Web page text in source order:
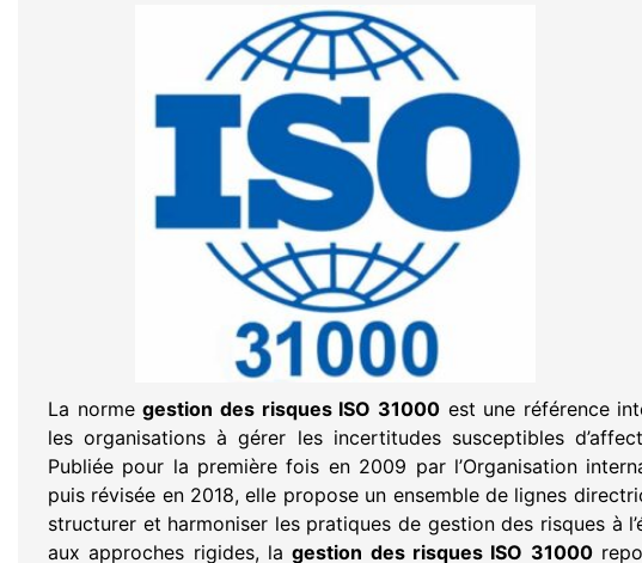
La normegestion des risques ISO 31000est une référence
les organisations à gérer les incertitudes susceptibles
Publiée pour la première fois en 2009 par l’Organisation
puis révisée en 2018, elle propose un ensemble de lignes
structurer et harmoniser les pratiques de gestion des risques à
aux approches rigides, lagestion des risques ISO 31000